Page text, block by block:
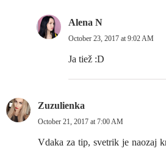
Alena N
October 23, 2017 at 9:02 AM
Ja tiež :D
Zuzulienka
October 21, 2017 at 7:00 AM
Vdaka za tip, svetrik je naozaj